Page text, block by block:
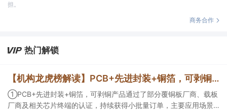
担。
商务合作
热门解锁
【机构龙虎榜解读】PCB+先进封装+铜箔，可剥铜产品通过了部分覆铜板厂商、载板厂商及相关芯片终端的认证，持续获得小批量订单，主要应用场景包括芯片封装光模块用PCB，机构大额净买入这家公司
①PCB+先进封装+铜箔，可剥铜产品通过了部分覆铜板厂商、载板
厂商及相关芯片终端的认证，持续获得小批量订单，主要应用场景